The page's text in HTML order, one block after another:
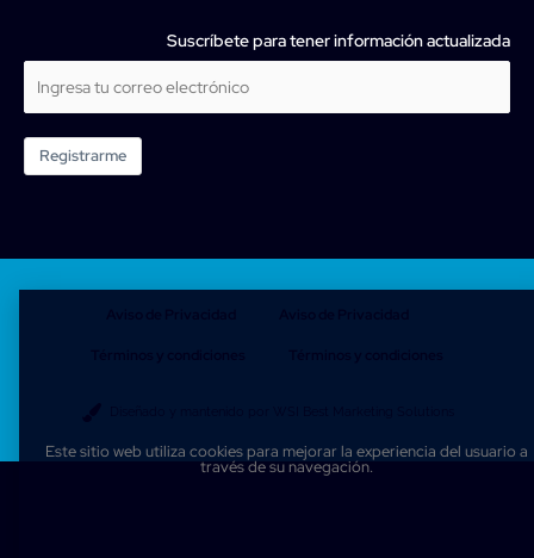
Suscríbete para tener información actualizada
Registrarme
Este sitio web utiliza cookies para mejorar la experiencia del usuario a
través de su navegación.